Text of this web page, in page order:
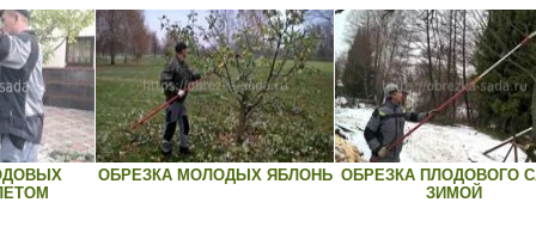
ОБРЕЗКА МОЛОДЫХ ЯБЛОНЬ ОБРЕЗКА ПЛОДОВОГО САДА